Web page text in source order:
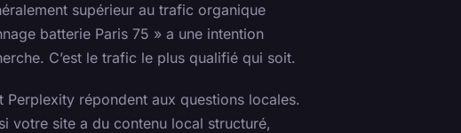
supérieur au trafic organique
batterie Paris 75 » a une intention
C’est le trafic le plus qualifié qui soit.
Perplexity répondent aux questions locales.
votre site a du contenu local structuré,